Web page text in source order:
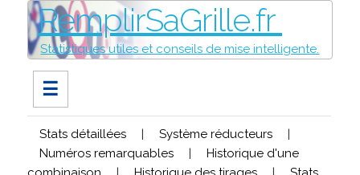
RemplirSaGrille.fr
Statistiques utiles et conseils de mise intelligente.
☰
Stats détaillées | Système réducteurs
|
Numéros remarquables
|
Historique d'une